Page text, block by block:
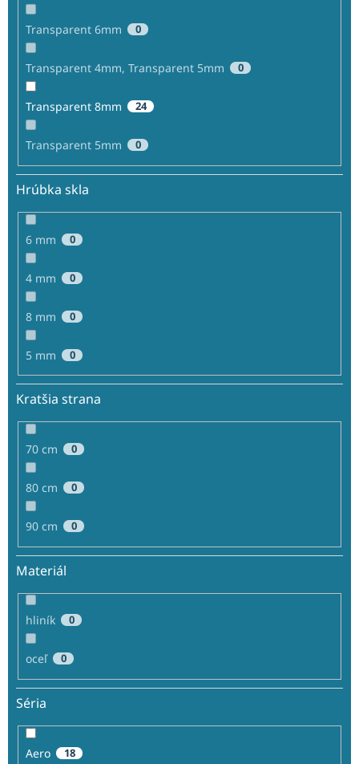
Transparent 6mm 0
Transparent 4mm, Transparent 5mm 0
Transparent 8mm 24
Transparent 5mm 0
Hrúbka skla
6 mm 0
4 mm 0
8 mm 0
5 mm 0
Kratšia strana
70 cm 0
80 cm 0
90 cm 0
Materiál
hliník 0
oceľ 0
Séria
Aero 18